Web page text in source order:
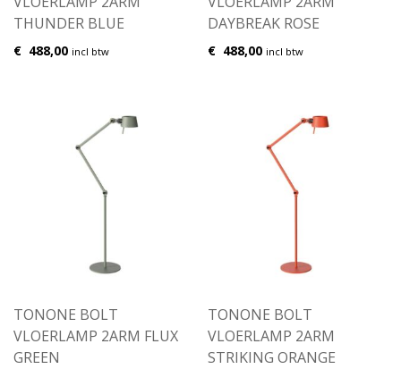
THUNDER BLUE
€ 488,00 incl btw
DAYBREAK ROSE
€ 488,00 incl btw
TONONE BOLT
VLOERLAMP 2ARM FLUX
GREEN
TONONE BOLT
VLOERLAMP 2ARM
STRIKING ORANGE